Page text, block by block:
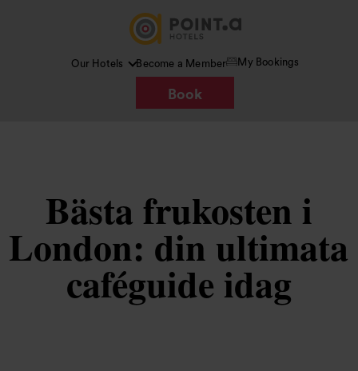
Our Hotels Become a Member My Bookings
Book
Bästa frukosten i
London: din ultimata
caféguide idag